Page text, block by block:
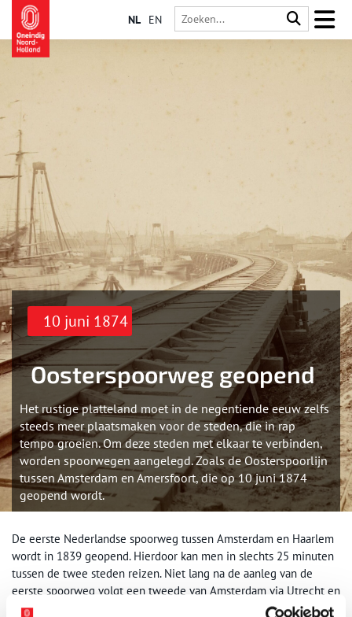
NL EN
10 juni 1874
Oosterspoorweg geopend
Het rustige platteland moet in de negentiende eeuw zelfs
steeds meer plaatsmaken voor de steden, die in rap
tempo groeien. Om deze steden met elkaar te verbinden,
worden spoorwegen aangelegd. Zoals de Oosterspoorlijn
tussen Amsterdam en Amersfoort, die op 10 juni 1874
geopend wordt.
De eerste Nederlandse spoorweg tussen Amsterdam en Haarlem
wordt in 1839 geopend. Hierdoor kan men in slechts 25 minuten
tussen de twee steden reizen. Niet lang na de aanleg van de
eerste spoorweg volgt een tweede van Amsterdam via Utrecht en
Arnhem naar Duitsland. Deze spoorlijn heet de Rhijnspoorweg.